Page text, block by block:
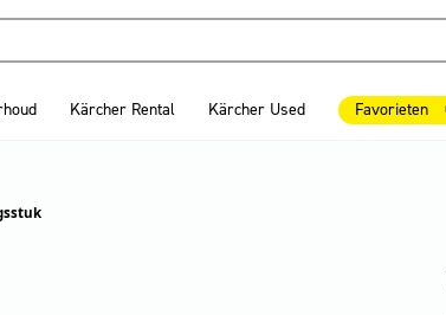
Kärcher Rental Kärcher Used Favorieten